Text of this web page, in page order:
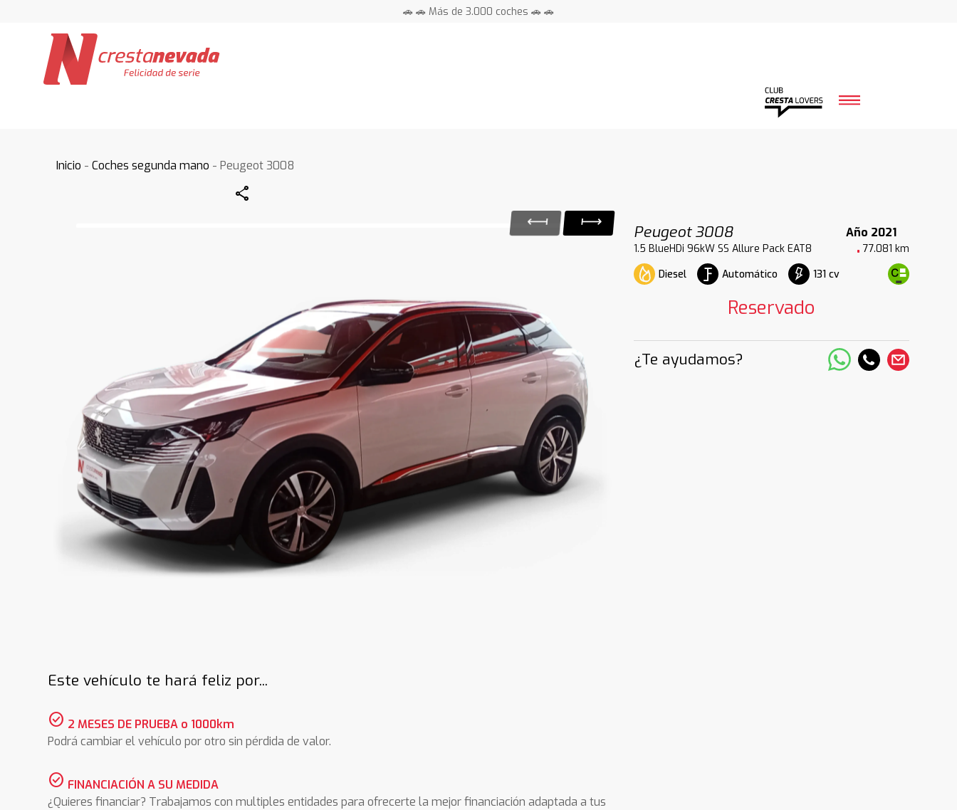
🚗 🚗 Más de 3.000 coches 🚗 🚗
Inicio -Coches segunda mano - Peugeot 3008
Share
Peugeot 3008
Año 2021
1.5 BlueHDi 96kW SS Allure Pack EAT8
77.081 km
Diesel
Automático 131 cv
Reservado
¿Te ayudamos?
Este vehículo te hará feliz por...
check_circle 2 MESES DE PRUEBA o 1000km
Podrá cambiar el vehículo por otro sin pérdida de valor.
check_circle FINANCIACIÓN A SU MEDIDA
¿Quieres financiar? Trabajamos con multiples entidades para ofrecerte la mejor financiación adaptada a tus